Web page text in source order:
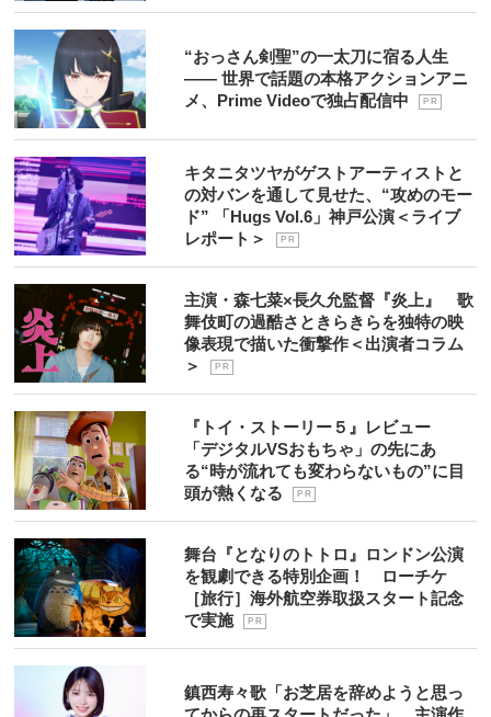
“おっさん剣聖”の一太刀に宿る人生
―― 世界で話題の本格アクションアニ
メ、Prime Videoで独占配信中
P R
キタニタツヤがゲストアーティストと
の対バンを通して見せた、“攻めのモー
ド” 「Hugs Vol.6」神戸公演＜ライブ
レポート＞
P R
主演・森七菜×長久允監督『炎上』 歌
舞伎町の過酷さときらきらを独特の映
像表現で描いた衝撃作＜出演者コラム
＞
P R
『トイ・ストーリー５』レビュー
「デジタルVSおもちゃ」の先にあ
る“時が流れても変わらないもの”に目
頭が熱くなる
P R
舞台『となりのトトロ』ロンドン公演
を観劇できる特別企画！ ローチケ
［旅行］海外航空券取扱スタート記念
で実施
P R
鎮西寿々歌「お芝居を辞めようと思っ